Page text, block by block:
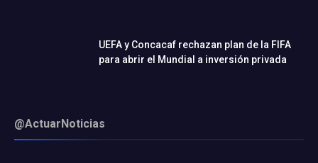
UEFA y Concacaf rechazan plan de la FIFA
para abrir el Mundial a inversión privada
@ActuarNoticias